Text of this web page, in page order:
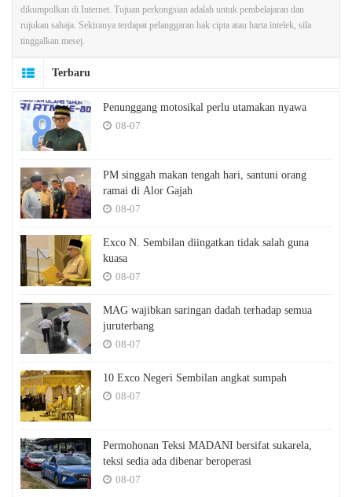
dikumpulkan di Internet. Tujuan perkongsian adalah untuk pembelajaran dan
rujukan sahaja. Sekiranya terdapat pelanggaran hak cipta atau harta intelek, sila
tinggalkan mesej.
Terbaru
Penunggang motosikal perlu utamakan nyawa
08-07
PM singgah makan tengah hari, santuni orang
ramai di Alor Gajah
08-07
Exco N. Sembilan diingatkan tidak salah guna
kuasa
08-07
MAG wajibkan saringan dadah terhadap semua
juruterbang
08-07
10 Exco Negeri Sembilan angkat sumpah
08-07
Permohonan Teksi MADANI bersifat sukarela,
teksi sedia ada dibenar beroperasi
08-07